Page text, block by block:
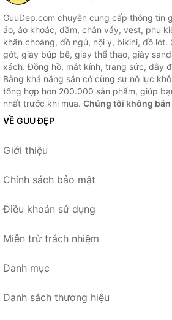
GuuDep.com chuyên cung cấp thông tin
áo, áo khoác, đầm, chân váy, vest, phụ
khăn choàng, đồ ngủ, nội y, bikini, đồ lót.
gót, giày búp bê, giày thể thao, giày
xách. Đồng hồ, mắt kính, trang sức, dây
Bằng khả năng sẵn có cùng sự nỗ lực
tổng hợp hơn 200.000 sản phẩm, giúp
nhất trước khi mua. Chúng tôi không bán
VỀ GUU ĐẸP
Giới thiệu
Chính sách bảo mật
Điều khoản sử dụng
Miễn trừ trách nhiệm
Danh mục
Danh sách thương hiệu